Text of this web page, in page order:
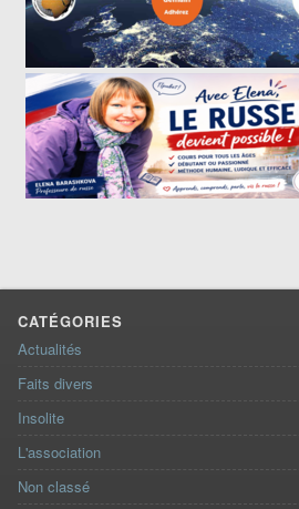
CATÉGORIES
Actualités
Faits divers
Insolite
L'association
Non classé